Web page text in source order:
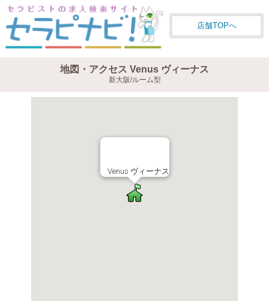
店舗TOPへ
地図・アクセス Venus ヴィーナス
新大阪/ルーム型
Venus ヴィーナス